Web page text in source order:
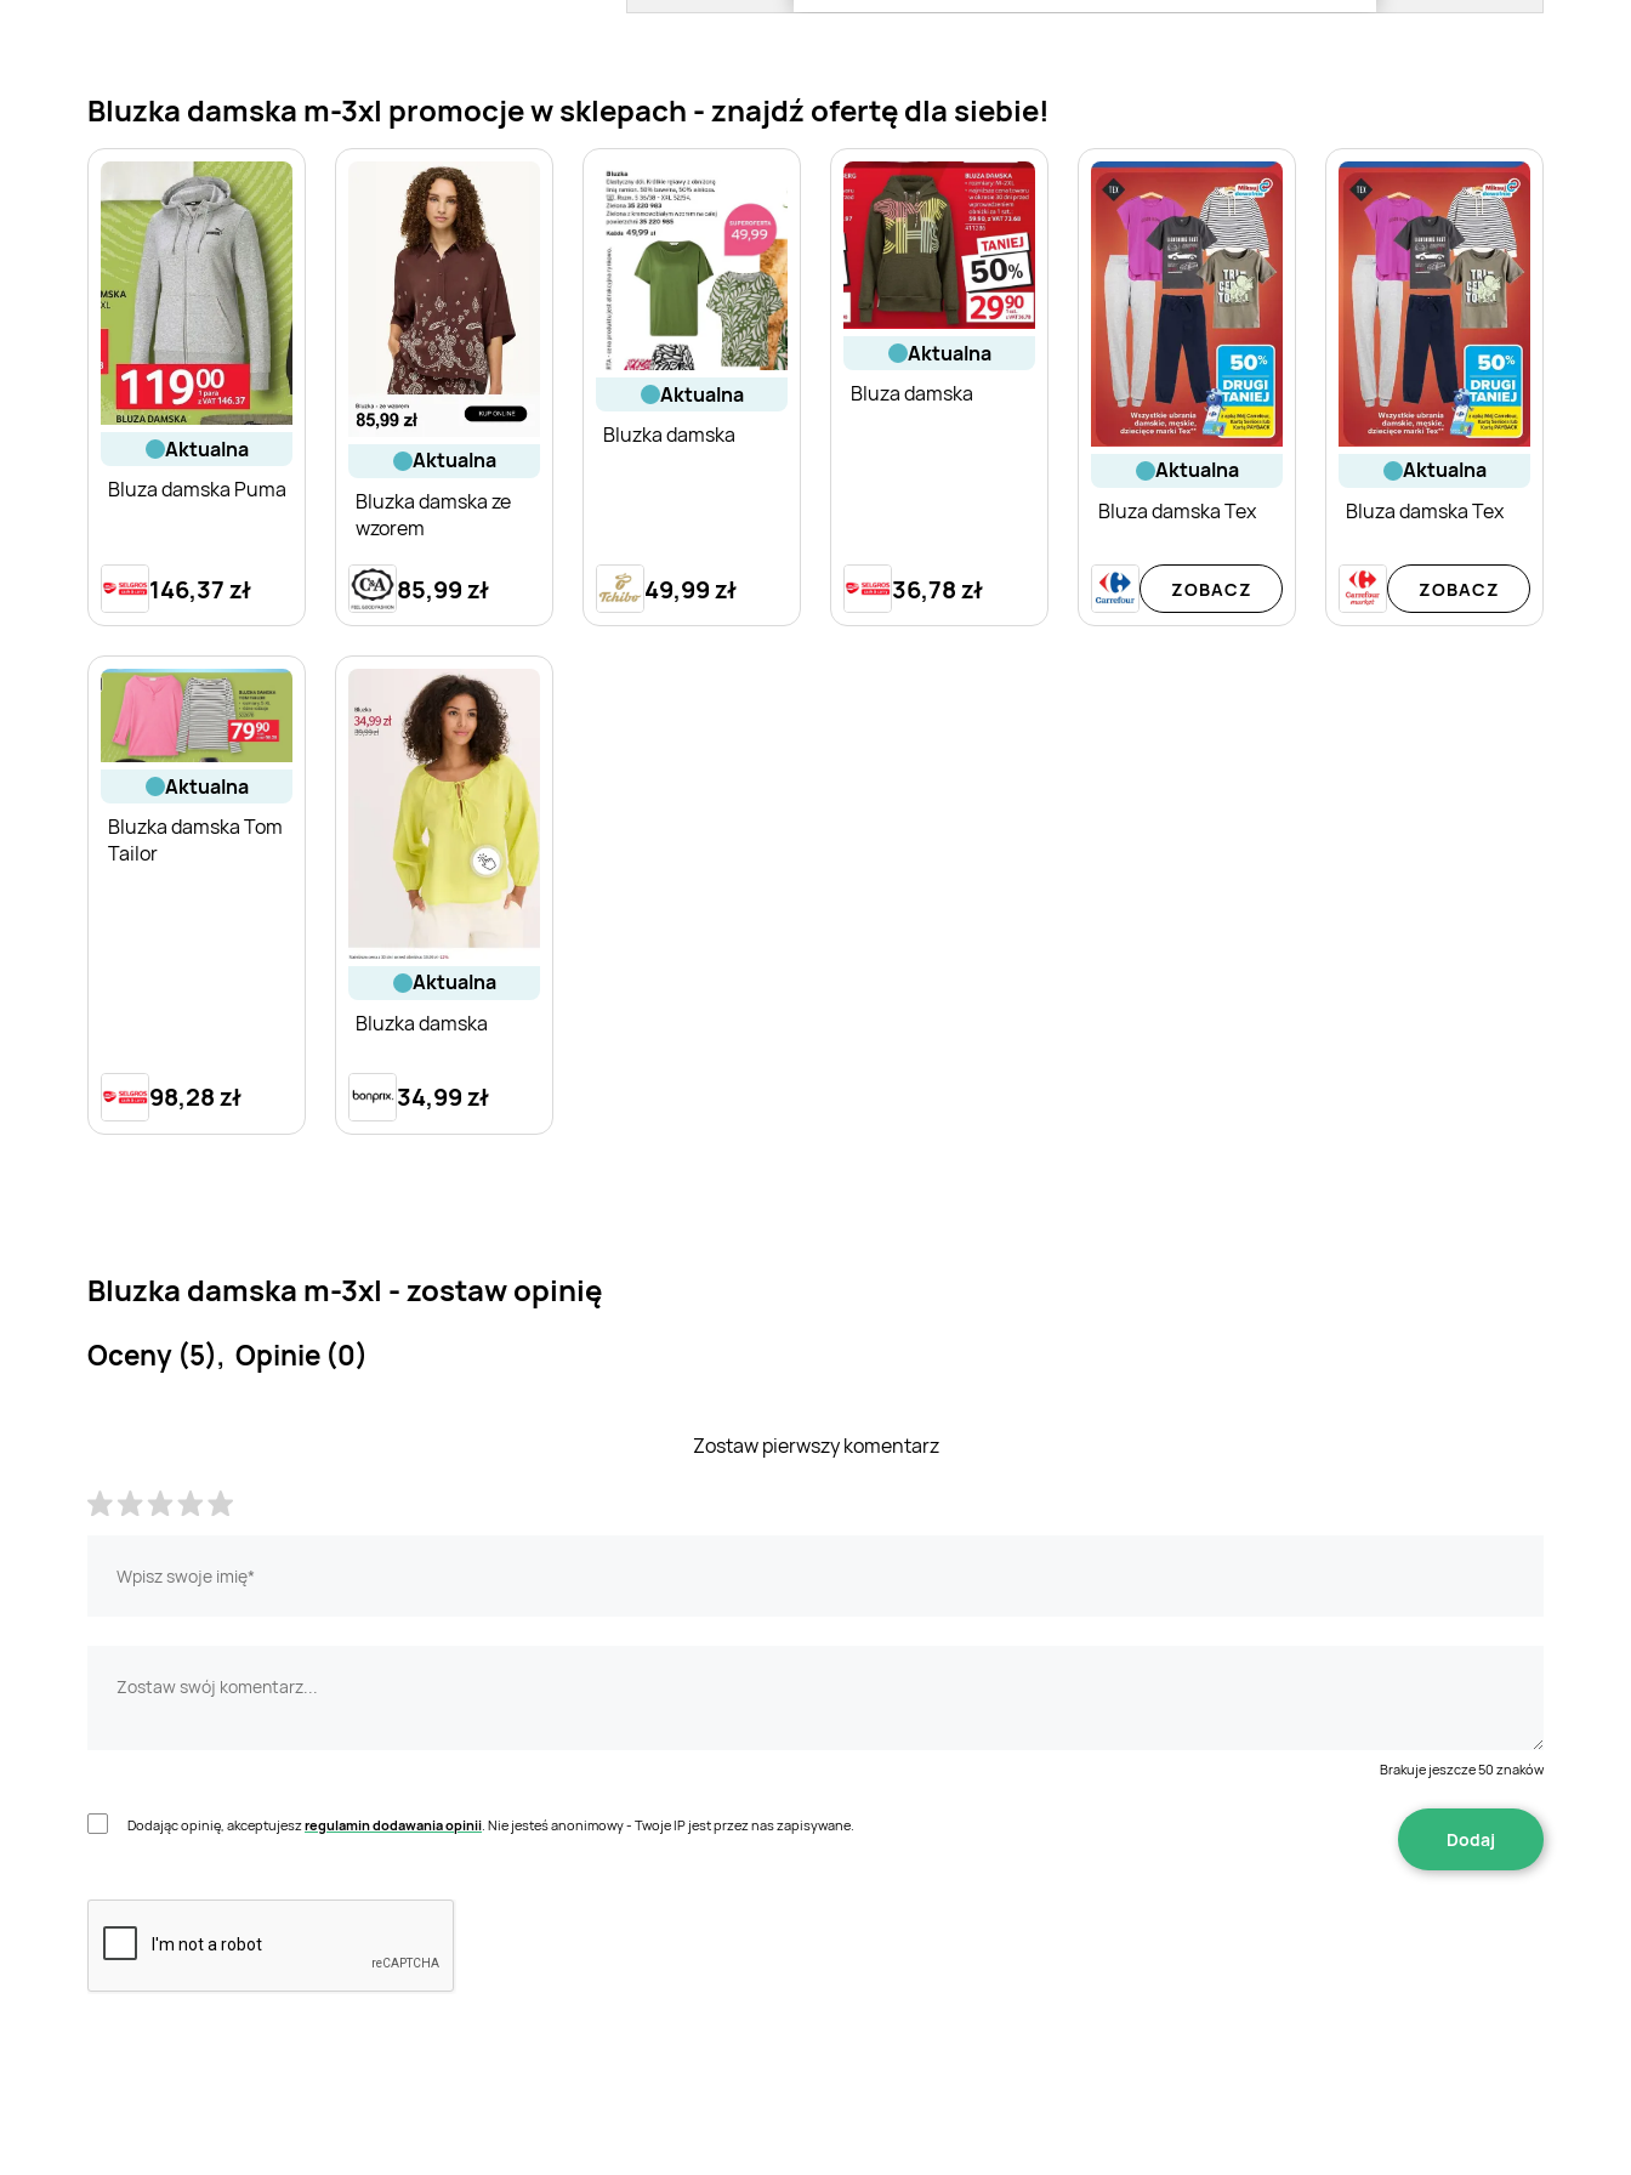
Bluzka damska m-3xl promocje w sklepach - znajdź ofertę dla siebie!
aktualna
Bluza damska Puma
146,37 zł
aktualna
Bluzka damska ze
wzorem
85,99 zł
aktualna
Bluzka damska
49,99 zł
aktualna
Bluza damska
36,78 zł
aktualna
Bluza damska Tex
ZOBACZ
aktualna
Bluza damska Tex
ZOBACZ
aktualna
Bluzka damska Tom
Tailor
98,28 zł
aktualna
Bluzka damska
34,99 zł
Bluzka damska m-3xl - zostaw opinię
Oceny (5), Opinie (0)
Zostaw pierwszy komentarz
Brakuje jeszcze50 znaków
Dodając opinię, akceptujeszregulamin dodawania opinii . Nie jesteś anonimowy - Twoje IP jest przez nas zapisywane.